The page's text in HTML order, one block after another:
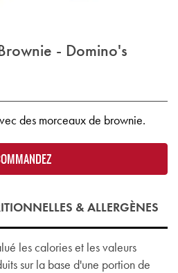
- Domino's
des morceaux de brownie.
& ALLERGÈNES
les calories et les valeurs
sur la base d'une portion de